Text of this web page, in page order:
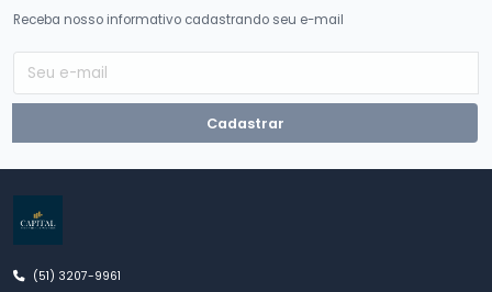
Receba nosso informativo cadastrando seu e-mail
Cadastrar
(51) 3207-9961